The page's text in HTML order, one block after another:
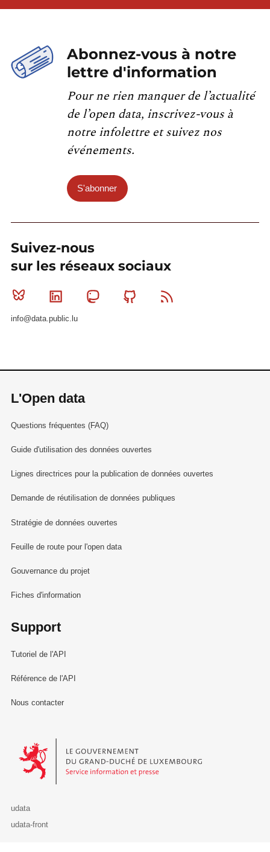
Abonnez-vous à notre
lettre d'information
Pour ne rien manquer de l’actualité
de l’open data, inscrivez-vous à
notre infolettre et suivez nos
événements.
S'abonner
Suivez-nous
sur les réseaux sociaux
Bluesky Linkedin MastodonGithub
info@data.public.lu
L'Open data
Questions fréquentes (FAQ)
Guide d'utilisation des données ouvertes
Lignes directrices pour la publication de données ouvertes
Demande de réutilisation de données publiques
Stratégie de données ouvertes
Feuille de route pour l'open data
Gouvernance du projet
Fiches d'information
Support
Tutoriel de l'API
Référence de l'API
Nous contacter
Le Gouvernement du Grand-Duché de Luxembourg - Service
udata
udata-front